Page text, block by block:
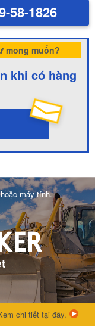
58-1826
mong muốn?
khi có hàng
máy tính.
chi tiết tại đây.